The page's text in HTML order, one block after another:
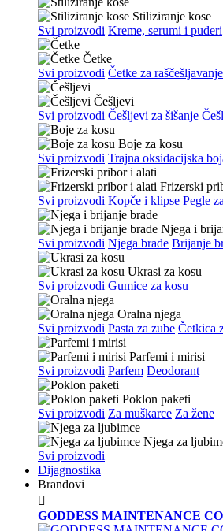
Stiliziranje kose
Svi proizvodi Kreme, serumi i puderi
Četke
Svi proizvodi Četke za raščešljavanje
Češljevi
Svi proizvodi Češljevi za šišanje
Boje za kosu
Svi proizvodi Trajna oksidacijska
Frizerski
Svi proizvodi Kopče i klipse Pegle
Njega i
Svi proizvodi Njega brade Brijanje
Ukrasi za kosu
Svi proizvodi Gumice za kosu
Oralna njega
Svi proizvodi Pasta za zube Četkica
Parfemi i mirisi
Svi proizvodi Parfem Deodorant
Poklon paketi
Svi proizvodi Za muškarce Za žene
Njega za
Svi proizvodi
Dijagnostika
Brandovi

GODDESS MAINTENANCE